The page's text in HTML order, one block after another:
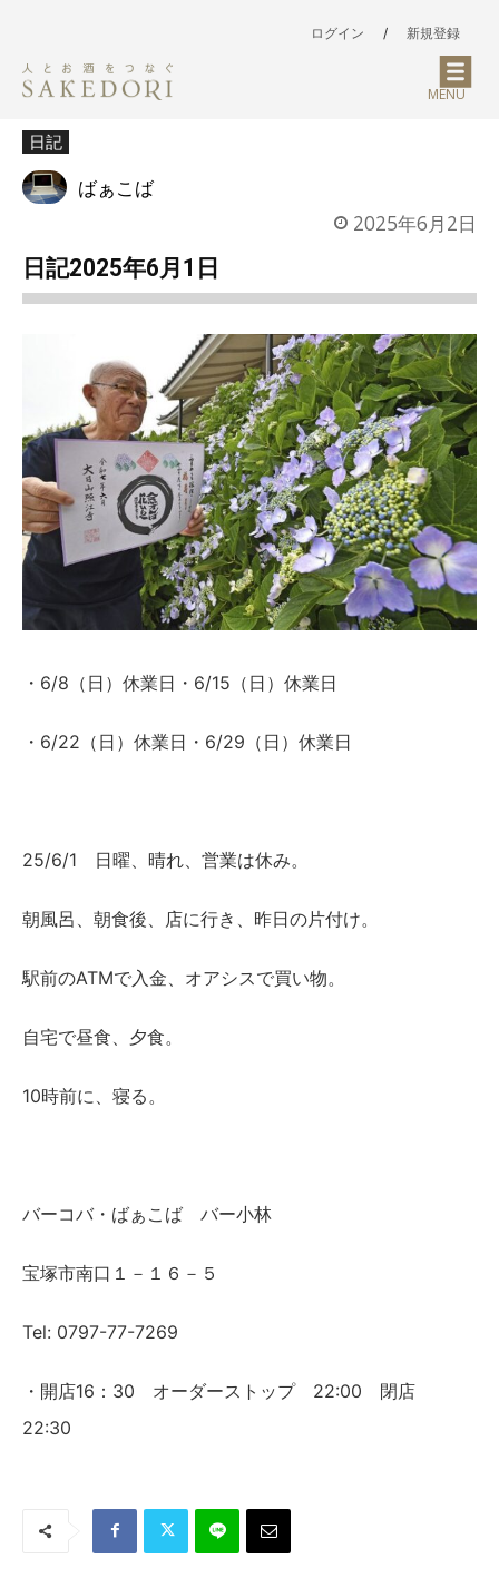
ログイン / 新規登録
MENU
日記
ばぁこば
2025年6月2日
日記2025年6月1日
・6/8（日）休業日・6/15（日）休業日
・6/22（日）休業日・6/29（日）休業日
25/6/1 日曜、晴れ、営業は休み。
朝風呂、朝食後、店に行き、昨日の片付け。
駅前のATMで入金、オアシスで買い物。
自宅で昼食、夕食。
10時前に、寝る。
バーコバ・ばぁこば バー小林
宝塚市南口１－１６－５
Tel: 0797-77-7269
・開店16：30 オーダーストップ 22:00 閉店
22:30